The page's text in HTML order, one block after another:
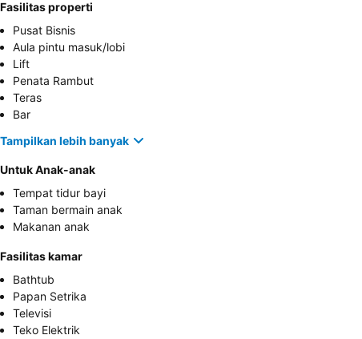
Fasilitas properti
Pusat Bisnis
Aula pintu masuk/lobi
Lift
Penata Rambut
Teras
Bar
Tampilkan lebih banyak
Untuk Anak-anak
Tempat tidur bayi
Taman bermain anak
Makanan anak
Fasilitas kamar
Bathtub
Papan Setrika
Televisi
Teko Elektrik